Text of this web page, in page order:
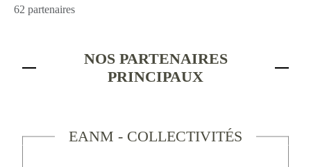
62 partenaires
NOS PARTENAIRES
PRINCIPAUX
EANM - COLLECTIVITÉS